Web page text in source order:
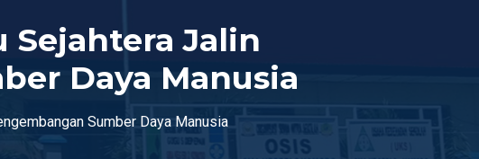
Sejahtera Jalin
Daya Manusia
Sumber Daya Manusia